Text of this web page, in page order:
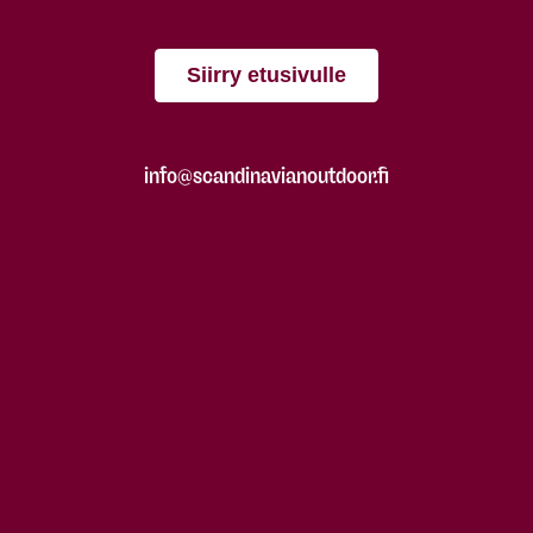
Siirry etusivulle
info@scandinavianoutdoor.fi